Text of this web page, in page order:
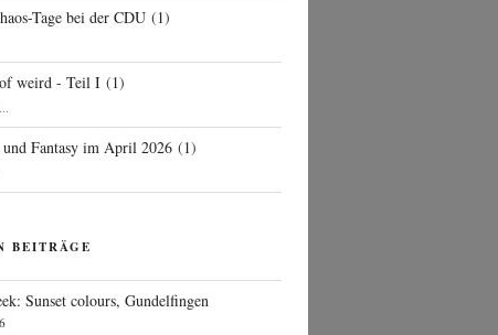
Tage bei der CDU (1)
weird - Teil I (1)
Fantasy im April 2026 (1)
BEITRÄGE
Sunset colours, Gundelfingen